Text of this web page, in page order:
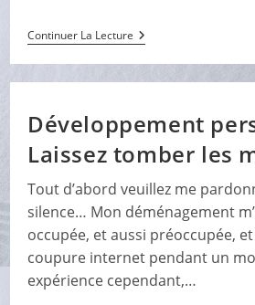
Continuer La LectureDépendances
:
Tous
Accrocs
Développement
Laissez tomber les
Tout d’abord veuillez me
silence… Mon déménagement
occupée, et aussi préoccupée,
coupure internet pendant un
expérience cependant,…